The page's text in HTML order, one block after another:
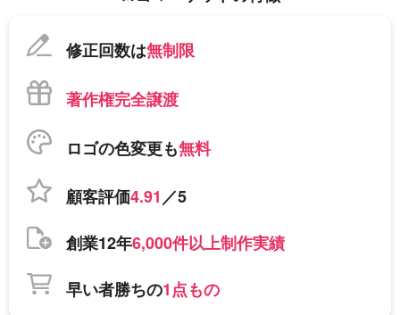
修正回数は無制限
著作権完全譲渡
ロゴの色変更も無料
顧客評価4.91／5
創業12年6,000件以上制作実績
早い者勝ちの1点もの